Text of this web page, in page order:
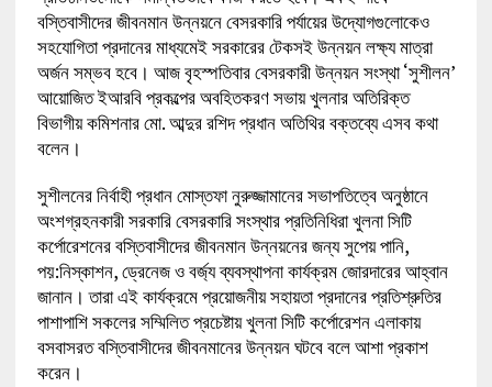
বস্তিবাসীদের জীবনমান উন্নয়নে বেসরকারি পর্যায়ের উদ্যোগগুলোকেও
সহযোগিতা প্রদানের মাধ্যমেই সরকারের টেকসই উন্নয়ন লক্ষ্য মাত্রা
অর্জন সম্ভব হবে। আজ বৃহস্পতিবার বেসরকারী উন্নয়ন সংস্থা ‘সুশীলন’
আয়োজিত ইআরবি প্রকল্পের অবহিতকরণ সভায় খুলনার অতিরিক্ত
বিভাগীয় কমিশনার মো. আব্দুর রশিদ প্রধান অতিথির বক্তব্যে এসব কথা
বলেন।
সুশীলনের নির্বাহী প্রধান মোস্তফা নুরুজ্জামানের সভাপতিত্বে অনুষ্ঠানে
অংশগ্রহনকারী সরকারি বেসরকারি সংস্থার প্রতিনিধিরা খুলনা সিটি
কর্পোরেশনের বস্তিবাসীদের জীবনমান উন্নয়নের জন্য সুপেয় পানি,
পয়:নিস্কাশন, ড্রেনেজ ও বর্জ্য ব্যবস্থাপনা কার্যক্রম জোরদারের আহ্বান
জানান। তারা এই কার্যক্রমে প্রয়োজনীয় সহায়তা প্রদানের প্রতিশ্রুতির
পাশাপাশি সকলের সম্মিলিত প্রচেষ্টায় খুলনা সিটি কর্পোরেশন এলাকায়
বসবাসরত বস্তিবাসীদের জীবনমানের উন্নয়ন ঘটবে বলে আশা প্রকাশ
করেন।